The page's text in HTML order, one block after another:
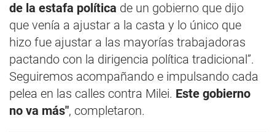
de la estafa política de un gobierno que dijo
que venía a ajustar a la casta y lo único que
hizo fue ajustar a las mayorías trabajadoras
pactando con la dirigencia política tradicional”.
Seguiremos acompañando e impulsando cada
pelea en las calles contra Milei. Este gobierno
no va más", completaron.